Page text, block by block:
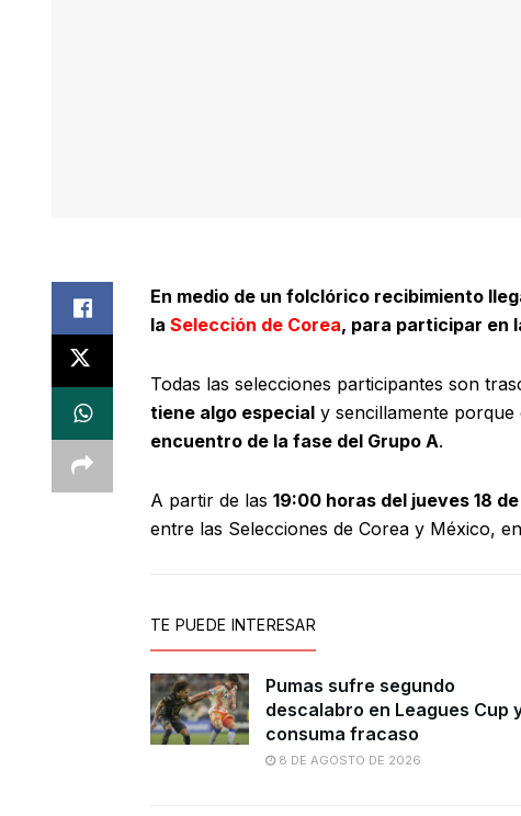
En medio de un folclórico recibimiento
la Selección de Corea, para participar en
Todas las selecciones participantes son
tiene algo especial y sencillamente
encuentro de la fase del Grupo A.
A partir de las 19:00 horas del jueves 18
entre las Selecciones de Corea y México,
TE PUEDE INTERESAR
Pumas sufre segundo
descalabro en Leagues Cup
consuma fracaso
8 DE AGOSTO DE 2026